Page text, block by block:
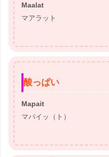
Maalat
マアラット
酸っぱい
Mapait
マパイッ（ト）